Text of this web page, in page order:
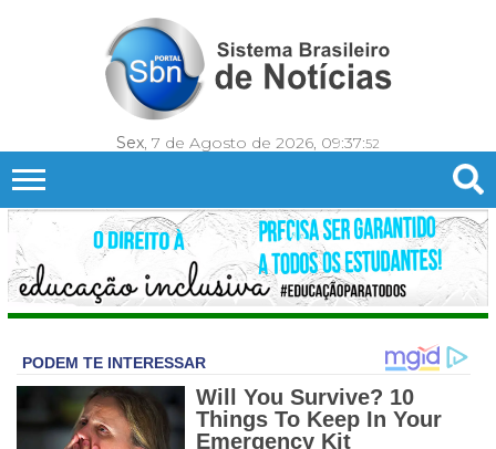
Sex, 7 de Agosto de 2026, 09:37:54